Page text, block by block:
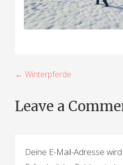
B
i
← Winterpferde
Leave a
Deine E-Mail-Adresse